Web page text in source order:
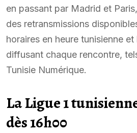
en passant par Madrid et
des retransmissions
horaires en heure tunisienne et
diffusant chaque rencontre,
Tunisie Numérique.
La Ligue 1
dès 16h00